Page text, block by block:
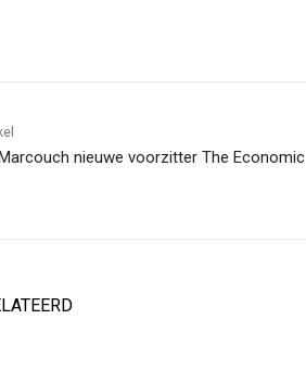
nieuwe voorzitter The Economic